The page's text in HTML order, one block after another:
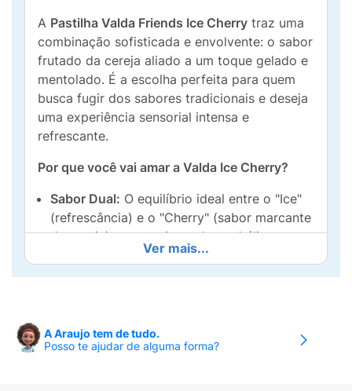
A Pastilha Valda Friends Ice Cherry traz uma
combinação sofisticada e envolvente: o sabor
frutado da cereja aliado a um toque gelado e
mentolado. É a escolha perfeita para quem
busca fugir dos sabores tradicionais e deseja
uma experiência sensorial intensa e
refrescante.
Por que você vai amar a Valda Ice Cherry?
Sabor Dual: O equilíbrio ideal entre o "Ice"
(refrescância) e o "Cherry" (sabor marcante
da cereja), proporcionando um hálito
perfumado e fresco.
para quem busca um estilo de vida mais
Ver mais...
A Araujo tem de tudo.
Posso te ajudar de alguma forma?